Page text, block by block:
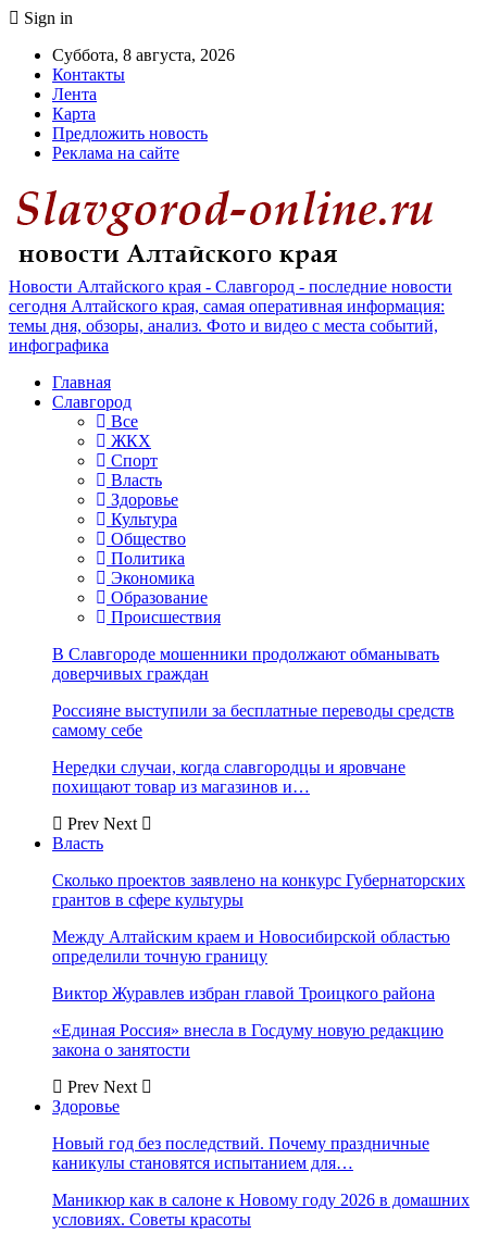
Sign in
Суббота, 8 августа, 2026
Контакты
Лента
Карта
Предложить новость
Реклама на сайте
Новости Алтайского края - Славгород - последние новости
сегодня Алтайского края, самая оперативная информация:
темы дня, обзоры, анализ. Фото и видео с места событий,
инфографика
Главная
Славгород
Все
ЖКХ
Спорт
Власть
Здоровье
Культура
Общество
Политика
Экономика
Образование
Происшествия
В Славгороде мошенники продолжают обманывать
доверчивых граждан
Россияне выступили за бесплатные переводы средств
самому себе
Нередки случаи, когда славгородцы и яровчане
похищают товар из магазинов и…
Prev Next
Власть
Сколько проектов заявлено на конкурс Губернаторских
грантов в сфере культуры
Между Алтайским краем и Новосибирской областью
определили точную границу
Виктор Журавлев избран главой Троицкого района
«Единая Россия» внесла в Госдуму новую редакцию
закона о занятости
Prev Next
Здоровье
Новый год без последствий. Почему праздничные
каникулы становятся испытанием для…
Маникюр как в салоне к Новому году 2026 в домашних
условиях. Советы красоты